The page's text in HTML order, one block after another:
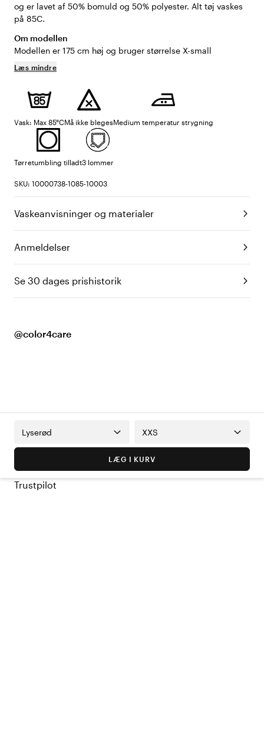
og er lavet af 50% bomuld og 50% polyester. Alt tøj vaskes
på 85C.
Om modellen
Modellen er 175 cm høj og bruger størrelse X-small
Læs mindre
Vask: Max 85°CMå ikke blegesMedium temperatur strygning
Tørretumbling tilladt3 lommer
SKU: 10000738-1085-10003
Vaskeanvisninger og materialer
Anmeldelser
Se 30 dages prishistorik
@color4care
Lyserød XXS
LÆG I KURV
Trustpilot